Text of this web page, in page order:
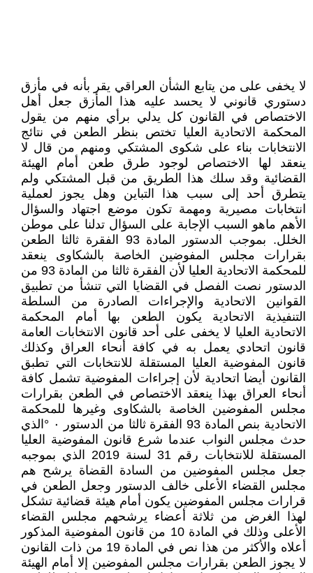
لا يخفى على من يتابع الشأن العراقي يقر بأنه في مأزق
دستوري قانوني لا يحسد عليه هذا المأزق جعل أهل
الاختصاص في القانون كل يدلي برأي منهم من يقول
المحكمة الاتحادية العليا تختص بنظر الطعن في نتائج
الانتخابات بناء على شكوى المشتكي ومنهم من قال لا
ينعقد لها الاختصاص لوجود طرق طعن أمام الهيئة
القضائية وقد سلك هذا الطريق من قبل المشتكي ولم
يتطرق أحد إلى سبب هذا التباين وهل يجوز لعملية
انتخابات مصيرية ومهمة تكون موضع اجتهاد والسؤال
الأهم ماهو السبب الإجابة على السؤال تدلنا على موطن
الخلل. بموجب الدستور المادة 93 الفقرة ثالثا الطعن
بقرارات مجلس المفوضين الخاصة بالشكاوى ينعقد
للمحكمة الاتحادية العليا لأن الفقرة ثالثا من المادة 93 من
الدستور نصت الفصل في القضايا التي تنشأ من تطبيق
القوانين الاتحادية والإجراءات الصادرة من السلطة
التنفيذية الاتحادية يكون الطعن بها أمام المحكمة
الاتحادية العليا لا يخفى على أحد قانون الانتخابات العامة
قانون اتحادي يعمل به في كافة أنحاء العراق وكذلك
قانون المفوضية العليا المستقلة للانتخابات التي تطبق
القانون أيضا اتحادية لأن إجراءات المفوضية تشمل كافة
أنحاء العراق بهذا ينعقد الاختصاص في الطعن بقرارات
مجلس المفوضين الخاصة بالشكاوى وغيرها للمحكمة
الاتحادية بنص المادة 93 الفقرة ثالثا من الدستور ٠ °الذي
حدث مجلس النواب عندما شرع قانون المفوضية العليا
المستقلة للانتخابات رقم 31 لسنة 2019 الذي بموجبه
جعل مجلس المفوضين من السادة القضاة يرشح هم
مجلس القضاء الأعلى خالف الدستور وجعل الطعن في
قرارات مجلس المفوضين يكون أمام هيئة قضائية تشكل
لهذا الغرض من ثلاثة أعضاء يرشحهم مجلس القضاء
الأعلى وذلك في المادة 10 من قانون المفوضية المذكور
أعلاه والأكثر من هذا نص في المادة 19 من ذات القانون
لا يجوز الطعن بقرارات مجلس المفوضين إلا أمام الهيئة